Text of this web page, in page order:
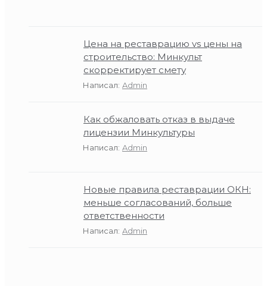
Цена на реставрацию vs цены на
строительство: Минкульт
скорректирует смету
Написал: Admin
Как обжаловать отказ в выдаче
лицензии Минкультуры
Написал: Admin
Новые правила реставрации ОКН:
меньше согласований, больше
ответственности
Написал: Admin